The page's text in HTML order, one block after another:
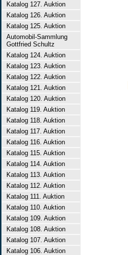
Katalog 127. Auktion
Katalog 126. Auktion
Katalog 125. Auktion
Automobil-Sammlung
Gottfried Schultz
Katalog 124. Auktion
Katalog 123. Auktion
Katalog 122. Auktion
Katalog 121. Auktion
Katalog 120. Auktion
Katalog 119. Auktion
Katalog 118. Auktion
Katalog 117. Auktion
Katalog 116. Auktion
Katalog 115. Auktion
Katalog 114. Auktion
Katalog 113. Auktion
Katalog 112. Auktion
Katalog 111. Auktion
Katalog 110. Auktion
Katalog 109. Auktion
Katalog 108. Auktion
Katalog 107. Auktion
Katalog 106. Auktion